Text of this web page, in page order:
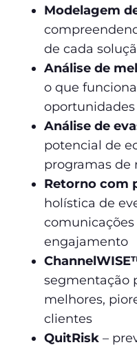
Modelagem
de cada
Análise de
o que
Análise de
potencial de
programas de
Retorno com
holística de
engajamento
segmentação
melhores,
clientes
QuitRisk –